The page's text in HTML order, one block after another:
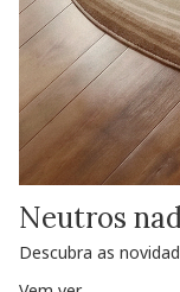
Neutros
Descubra as